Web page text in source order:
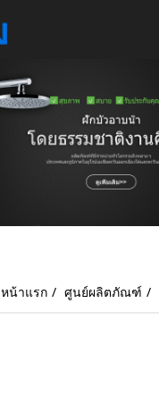
หน้าแรก ศูนย์ผลิตภัณฑ์